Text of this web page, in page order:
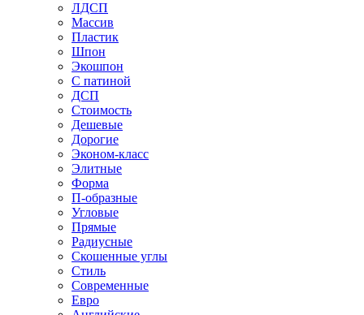
ЛДСП
Массив
Пластик
Шпон
Экошпон
С патиной
ДСП
Стоимость
Дешевые
Дорогие
Эконом-класс
Элитные
Форма
П-образные
Угловые
Прямые
Радиусные
Скошенные углы
Стиль
Современные
Евро